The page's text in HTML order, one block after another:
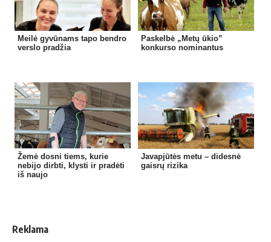
Meilė gyvūnams tapo bendro
verslo pradžia
Paskelbė „Metų ūkio”
konkurso nominantus
Žemė dosni tiems, kurie
nebijo dirbti, klysti ir pradėti
iš naujo
Javapjūtės metu – didesnė
gaisrų rizika
Reklama